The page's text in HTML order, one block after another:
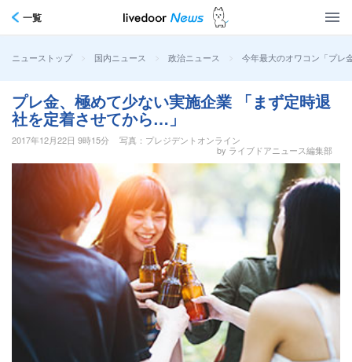
一覧
ニューストップ > 国内ニュース > 政治ニュース > 今年最大のオワコン「プレ
プレ金、極めて少ない実施企業 「まず定時退
社を定着させてから…」
2017年12月22日 9時15分
写真：プレジデントオンライン
by ライブドアニュース編集部